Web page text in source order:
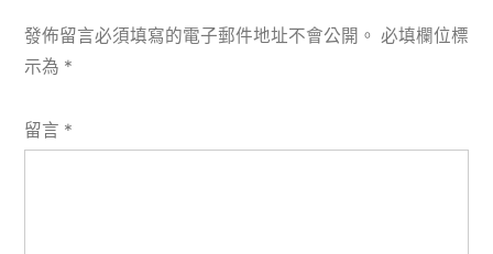
發佈留言必須填寫的電子郵件地址不會公開。 必填欄位標
示為 *
留言 *